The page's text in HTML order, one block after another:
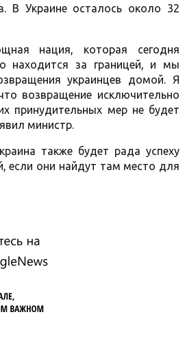
В Украине осталось около 32
нация, которая сегодня
находится за границей, и мы
украинцев домой. Я
возвращение исключительно
принудительных мер не будет
министр.
также будет рада успеху
если они найдут там место для